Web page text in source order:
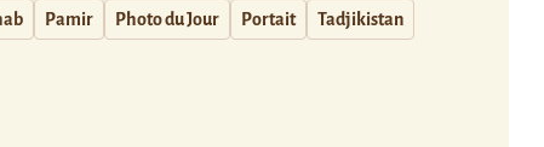
Pamir Photo du Jour Portait Tadjikistan